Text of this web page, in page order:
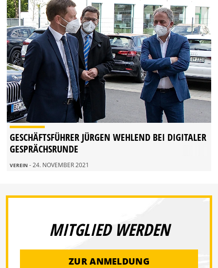
GESCHÄFTSFÜHRER JÜRGEN WEHLEND BEI DIGITALER
GESPRÄCHSRUNDE
VEREIN - 24. NOVEMBER 2021
MITGLIED WERDEN
ZUR ANMELDUNG